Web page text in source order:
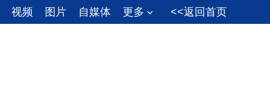
视频 图片 自媒体 更多 <<返回首页